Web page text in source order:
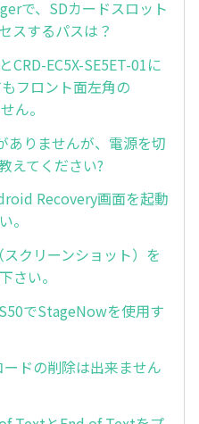
で、SDカードスロット
スするパスは？
CRD-EC5X-SE5ET-01に
フロント面左角の
ん。
ありませんが、電源を切
えてください?
Recovery画面を起動
。
クリーンショット）を
さい。
でStageNowを使用す
ドの削除は出来ません